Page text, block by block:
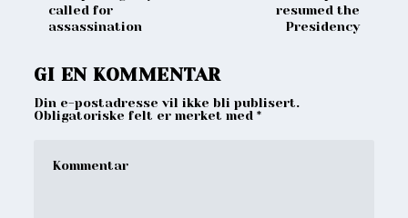
called for
assassination
resumed the
Presidency
GI EN KOMMENTAR
Din e-postadresse vil ikke bli publisert.
Obligatoriske felt er merket med*